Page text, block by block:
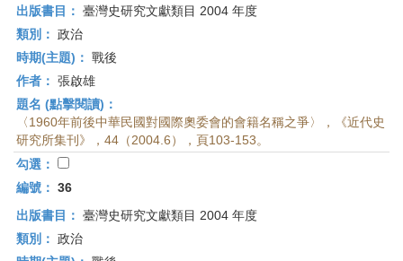
出版書目： 臺灣史研究文獻類目 2004 年度
類別： 政治
時期(主題)： 戰後
作者： 張啟雄
題名 (點擊閱讀)：
〈1960年前後中華民國對國際奧委會的會籍名稱之爭〉，《近代史
研究所集刊》，44（2004.6），頁103-153。
勾選：
編號： 36
出版書目： 臺灣史研究文獻類目 2004 年度
類別： 政治